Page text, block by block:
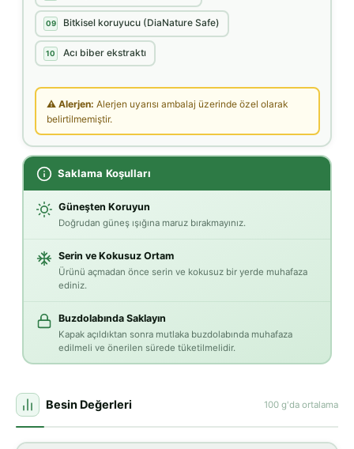
09 Bitkisel koruyucu (DiaNature Safe)
10 Acı biber ekstraktı
⚠ Alerjen: Alerjen uyarısı ambalaj üzerinde özel olarak
belirtilmemiştir.
Saklama Koşulları
Güneşten Koruyun
Doğrudan güneş ışığına maruz bırakmayınız.
Serin ve Kokusuz Ortam
Ürünü açmadan önce serin ve kokusuz bir yerde muhafaza
ediniz.
Buzdolabında Saklayın
Kapak açıldıktan sonra mutlaka buzdolabında muhafaza
edilmeli ve önerilen sürede tüketilmelidir.
Besin Değerleri 100 g'da ortalama